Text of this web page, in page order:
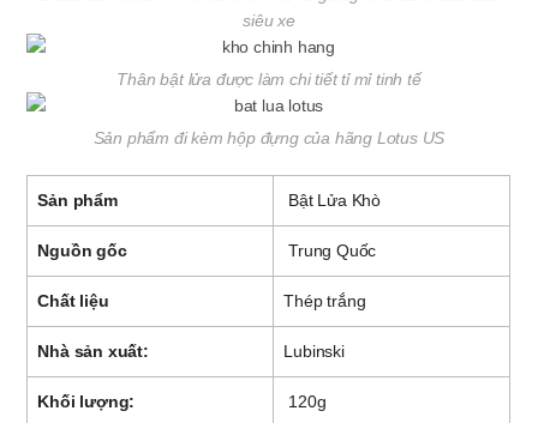
siêu xe
Thân bật lửa được làm chi tiết tỉ mỉ tinh tế
Sản phẩm đi kèm hộp đựng của hãng Lotus US
Sản phẩm Bật Lửa Khò
Nguồn gốc Trung Quốc
Chất liệu Thép trắng
Nhà sản xuất: Lubinski
Khối lượng: 120g